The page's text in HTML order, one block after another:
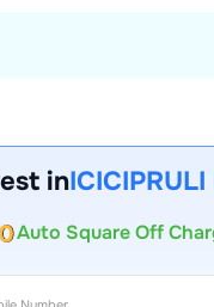
in
Auto Square Off
Call & Trade